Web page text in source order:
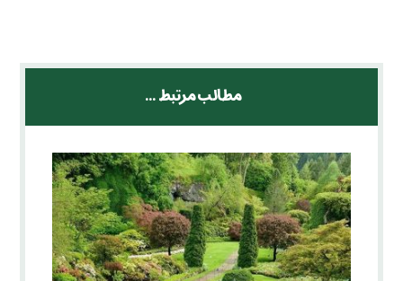
مطالب مرتبط ...